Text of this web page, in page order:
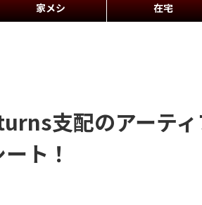
家メシ 在宅
支配のアーティ
ト！